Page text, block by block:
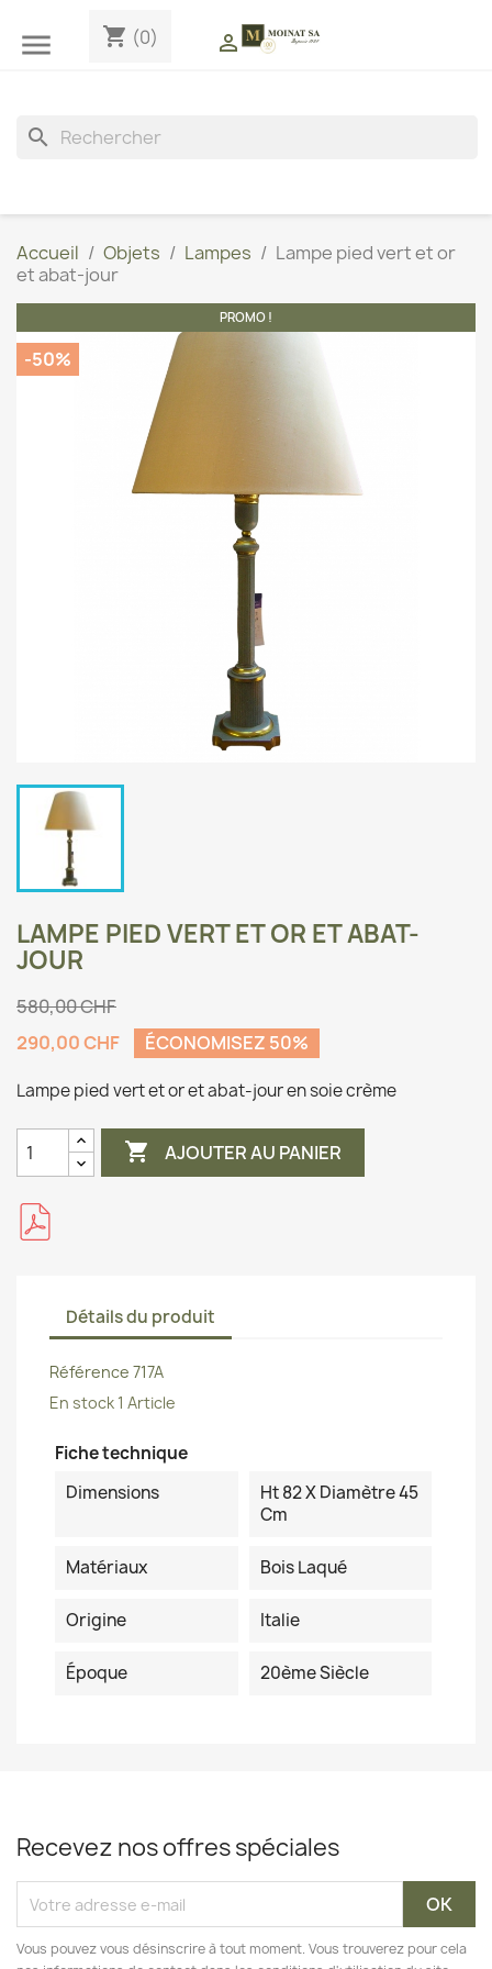
 shopping_cart (0) 
search
Accueil Objets Lampes
Lampe pied vert et or
et abat-jour
PROMO !
-50%
LAMPE PIED VERT ET OR ET ABAT-
JOUR
580,00 CHF
290,00 CHF
ÉCONOMISEZ 50%
Lampe pied vert et or et abat-jour en soie crème
 AJOUTER AU PANIER
Détails du produit
Référence 717A
En stock 1 Article
Fiche technique
Dimensions
Ht 82 X Diamètre 45
Cm
Matériaux Bois Laqué
Origine Italie
Époque 20ème Siècle
Recevez nos offres spéciales
Vous pouvez vous désinscrire à tout moment. Vous trouverez pour cela